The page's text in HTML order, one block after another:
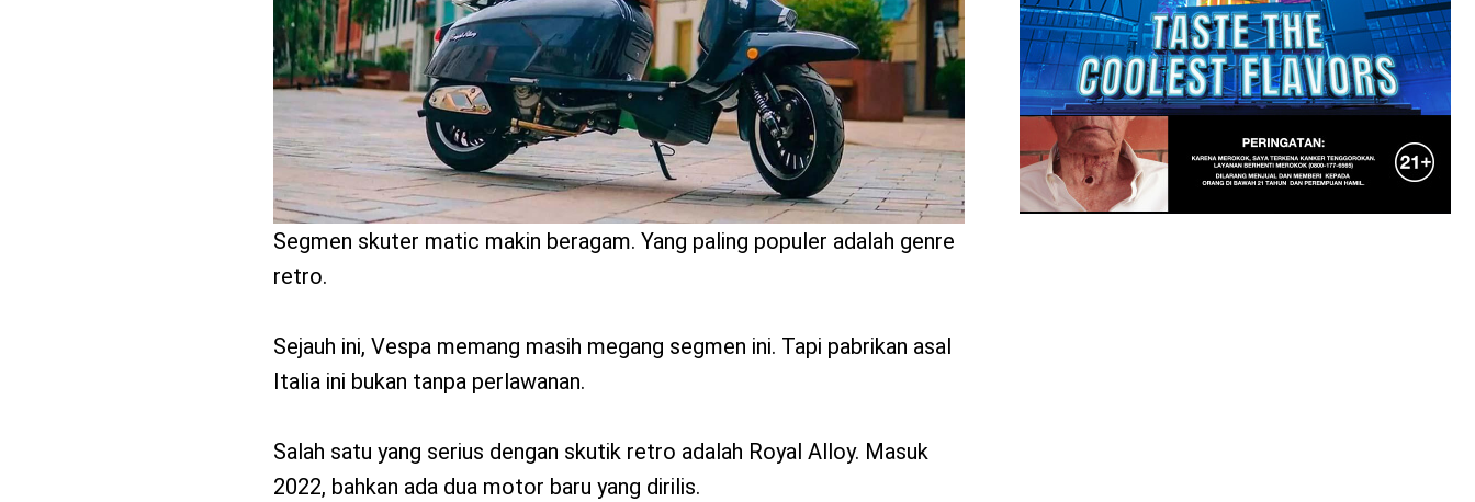
menarik
Segmen skuter matic makin beragam. Yang paling populer adalah genre
retro.
Sejauh ini, Vespa memang masih megang segmen ini. Tapi pabrikan asal
Italia ini bukan tanpa perlawanan.
Salah satu yang serius dengan skutik retro adalah Royal Alloy. Masuk
2022, bahkan ada dua motor baru yang dirilis.